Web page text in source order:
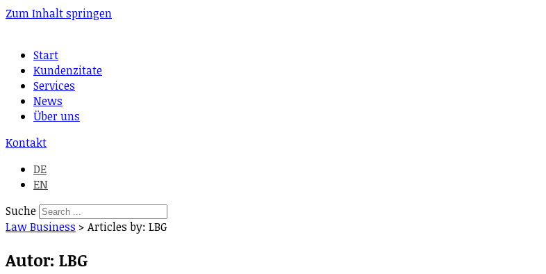
Zum Inhalt springen
Start
Kundenzitate
Services
News
Über uns
Kontakt
DE
EN
Suche
Law Business > Articles by: LBG
Autor: LBG